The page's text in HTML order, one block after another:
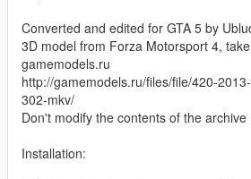
Converted and edited for GTA 5 by
3D model from Forza Motorsport 4,
gamemodels.ru
http://gamemodels.ru/files/file/420-
302-mkv/
Don't modify the contents of the archive
Installation: